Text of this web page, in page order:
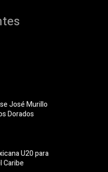
José Murillo
Dorados
U20 para
Caribe